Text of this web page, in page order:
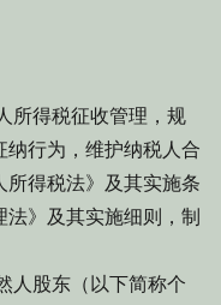
得税征收管理，规
行为，维护纳税人合
得税法》及其实施条
》及其实施细则，制
股东（以下简称个